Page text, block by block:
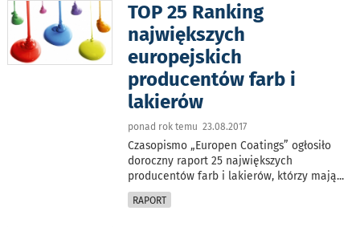
TOP 25 Ranking
największych
europejskich
producentów farb i
lakierów
ponad rok temu 23.08.2017
Czasopismo „Europen Coatings” ogłosiło
doroczny raport 25 największych
producentów farb i lakierów, którzy mają...
RAPORT